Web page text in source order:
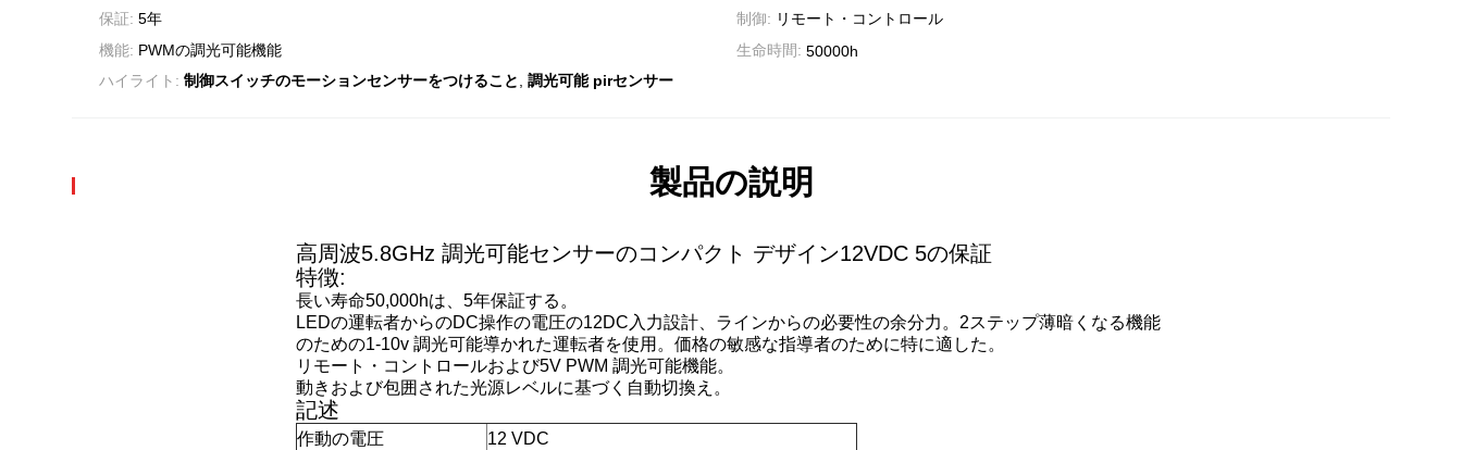
保証: 5年 制御: リモート・コントロール
機能: PWMの調光可能機能 生命時間: 50000h
ハイライト: 制御スイッチのモーションセンサーをつけること 調光可能 pirセンサー
製品の説明
高周波5.8GHz 調光可能センサーのコンパクト デザイン12VDC 5の保証
特徴:
長い寿命50,000hは、5年保証する。
LEDの運転者からのDC操作の電圧の12DC入力設計、ラインからの必要性の余分力。2ステップ薄暗くなる機能
のための1-10v 調光可能導かれた運転者を使用。価格の敏感な指導者のために特に適した。
リモート・コントロールおよび5V PWM 調光可能機能。
動きおよび包囲された光源レベルに基づく自動切換え。
記述
作動の電圧
12 VDC